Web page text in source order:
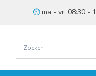
ma - vr: 08:30 -